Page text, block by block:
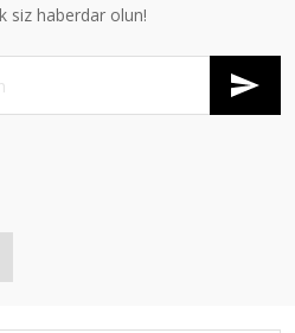
siz haberdar olun!